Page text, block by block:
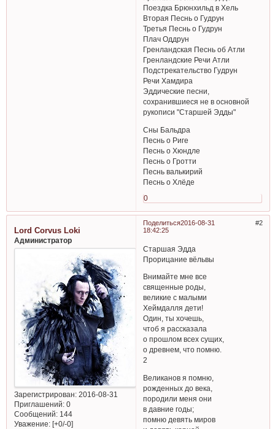
Поездка Брюнхильд в Хель
Вторая Песнь о Гудрун
Третья Песнь о Гудрун
Плач Оддрун
Гренландская Песнь об Атли
Гренландские Речи Атли
Подстрекательство Гудрун
Речи Хамдира
Эддические песни,
сохранившиеся не в основной
рукописи "Старшей Эдды"
Сны Бальдра
Песнь о Риге
Песнь о Хюндле
Песнь о Гротти
Песнь валькирий
Песнь о Хлёде
0
Поделиться 2
2016-08-31
18:42:25
Lord Corvus Loki
Администратор
Зарегистрирован: 2016-08-31
Приглашений:0
Сообщений:144
Уважение: [+0/-0]
Старшая Эдда
Прорицание вёльвы
Внимайте мне все
священные роды,
великие с малыми
Хеймдалля дети!
Один, ты хочешь,
чтоб я рассказала
о прошлом всех сущих,
о древнем, что помню.
2
Великанов я помню,
рожденных до века,
породили меня они
в давние годы;
помню девять миров